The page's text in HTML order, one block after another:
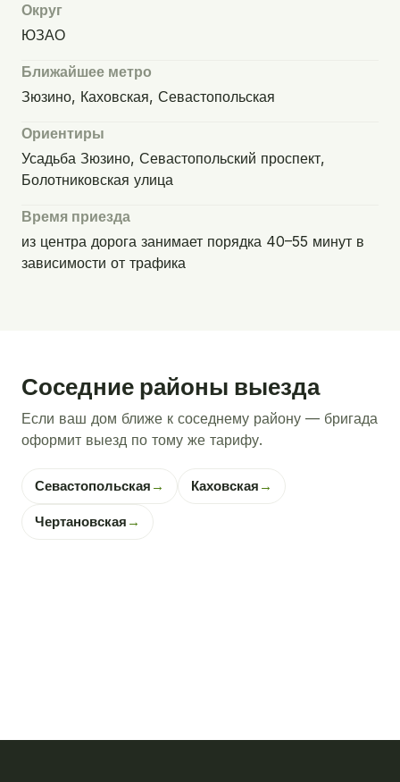
Округ
ЮЗАО
Ближайшее метро
Зюзино, Каховская, Севастопольская
Ориентиры
Усадьба Зюзино, Севастопольский проспект,
Болотниковская улица
Время приезда
из центра дорога занимает порядка 40–55 минут в
зависимости от трафика
Соседние районы выезда
Если ваш дом ближе к соседнему району — бригада
оформит выезд по тому же тарифу.
Севастопольская → Каховская →
Чертановская →